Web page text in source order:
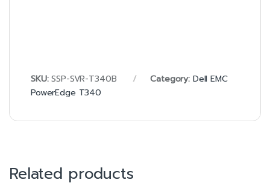
SKU:SSP-SVR-T340B Category: Dell EMC
PowerEdge T340
Related products